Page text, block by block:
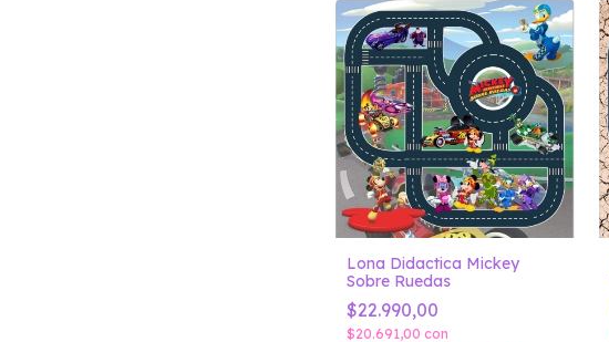
Lona Didactica Mickey
Sobre Ruedas
$22.990,00
$20.691,00 con